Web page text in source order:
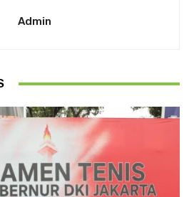
Admin